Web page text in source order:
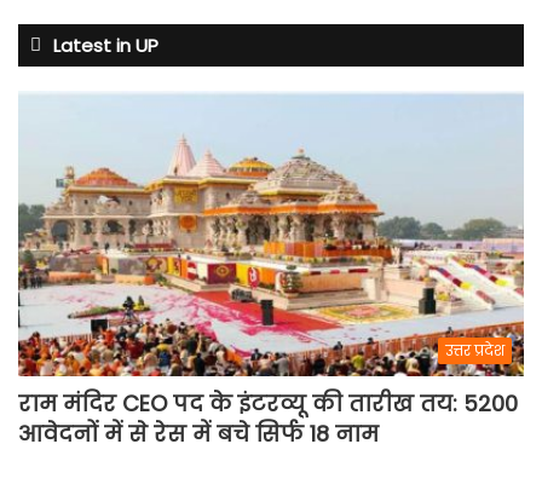
Latest in UP
उत्तर प्रदेश
राम मंदिर CEO पद के इंटरव्यू की तारीख तय: 5200
आवेदनों में से रेस में बचे सिर्फ 18 नाम